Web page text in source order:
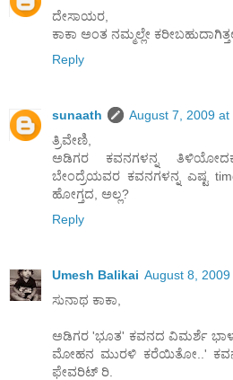
ದೇಸಾಯರ,
ಕಾಕಾ ಅಂತ ನಮ್ಮಲ್ಲೇ
Reply
sunaath
August 7, 2009 at
ತ್ರಿವೇಣಿ,
ಅಡಿಗರ ಕವನಗಳನ್ನ
ಬೇಂದ್ರೆಯವರ ಕವನಗಳನ್ನ ಎಷ್ಟ
ಹೋಗ್ತದ, ಅಲ್ಲ?
Reply
Umesh Balikai August 8,
ಸುನಾಥ ಕಾಕಾ,
ಅಡಿಗರ 'ಭೂತ' ಕವನದ ವಿಮರ್ಶೆ
ಮೋಹನ ಮುರಳಿ ಕರೆಯಿತೋ..' ಕವನ
ಫೇವರಿಟ್ ರಿ.